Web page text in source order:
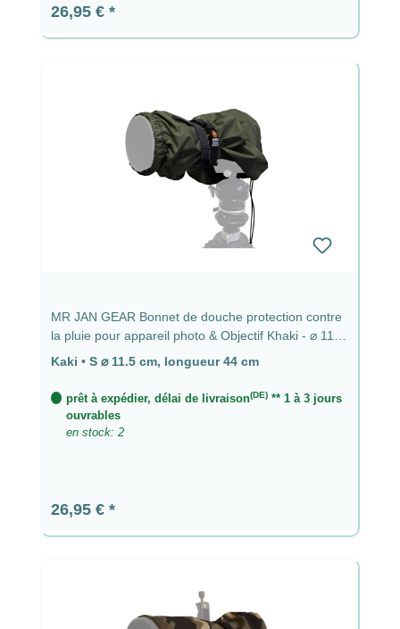
Prix régulier :
26,95 €
MR JAN GEAR Bonnet de douche protection contre
la pluie pour appareil photo & Objectif Khaki - ⌀ 11,5
cm, longueur 44 cm
Kaki • S ⌀ 11.5 cm, longueur 44 cm
prêt à expédier, délai de livraison(DE)** 1 à 3 jours
ouvrables
en stock: 2
Prix régulier :
26,95 €